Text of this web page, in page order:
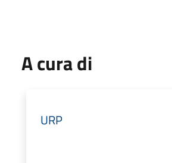
A cura di
URP